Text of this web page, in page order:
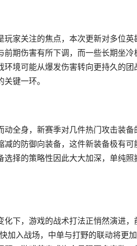
玩家关注的焦点，本次更新对多位
前期伤害有所下调，而一些长期坐
环境可能从爆发伤害转向更持久的
键一环。
动全身，新赛季对几件热门攻击装
减的防御向装备，这件新装备极有
选择的策略性因此大大加深，单纯
下，游戏的战术打法正悄然演进
加入战场，中单与打野的联动将更